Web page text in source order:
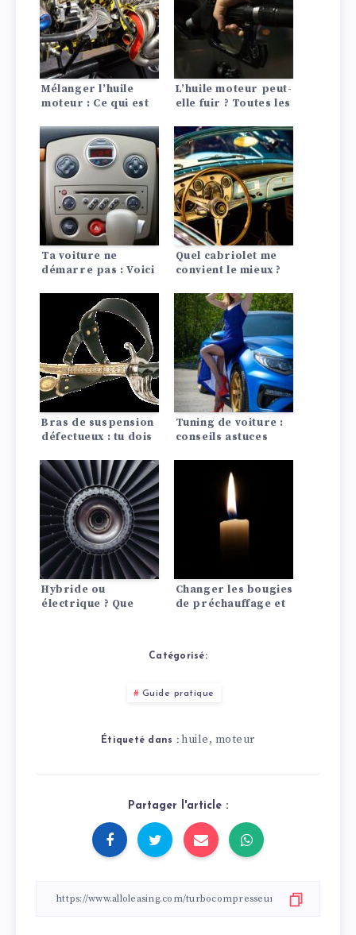
Mélanger l’huile
moteur : Ce qui est
ne l’est pas
L’huile moteur peut-
elle fuir ? Toutes les
de vie de l’huile
moteur !
Ta voiture ne
démarre pas : Voici
plus fréquentes !
Quel cabriolet me
convient le mieux ?
Bras de suspension
défectueux : tu dois
symptômes au
sérieux
Tuning de voiture :
conseils astuces
Hybride ou
électrique ? Que
Changer les bougies
de préchauffage et
Catégorisé:
Guide pratique
Étiqueté dans : huile, moteur
Partager l'article :